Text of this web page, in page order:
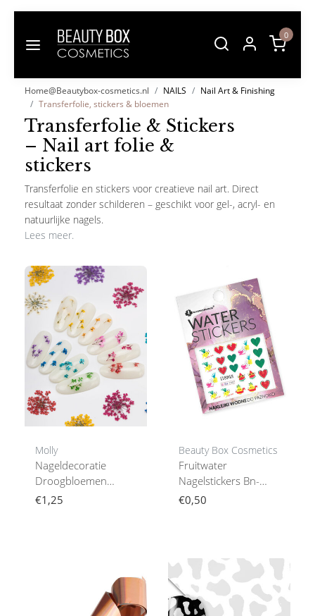
0
Home@Beautybox-cosmetics.nl NAILS
Nail Art & Finishing
Transferfolie, stickers & bloemen
Transferfolie & Stickers
– Nail art folie &
stickers
Transferfolie en stickers voor creatieve nail art. Direct
resultaat zonder schilderen – geschikt voor gel-, acryl- en
natuurlijke nagels.
Lees meer.
Molly
Nageldecoratie
Droogbloemen
Groen 5 Stuks
€1,25
Beauty Box Cosmetics
Fruitwater
Nagelstickers Bn-
1697
€0,50